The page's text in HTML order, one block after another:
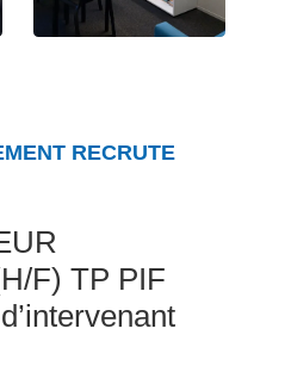
RECRUTE
F) TP PIF